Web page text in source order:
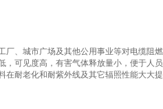
厂、城市广场及其他公用事业等对电缆阻燃
，可见度高，有害气体释放量小，便于人员
在耐老化和耐紫外线及其它辐照性能大大提